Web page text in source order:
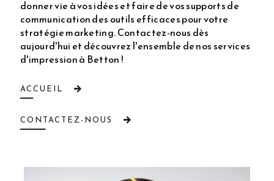
donner vie à vos idées et faire de vos supports de
communication des outils efficaces pour votre
stratégie marketing. Contactez-nous dès
aujourd'hui et découvrez l'ensemble de nos services
d'impression à Betton !
ACCUEIL
CONTACTEZ-NOUS